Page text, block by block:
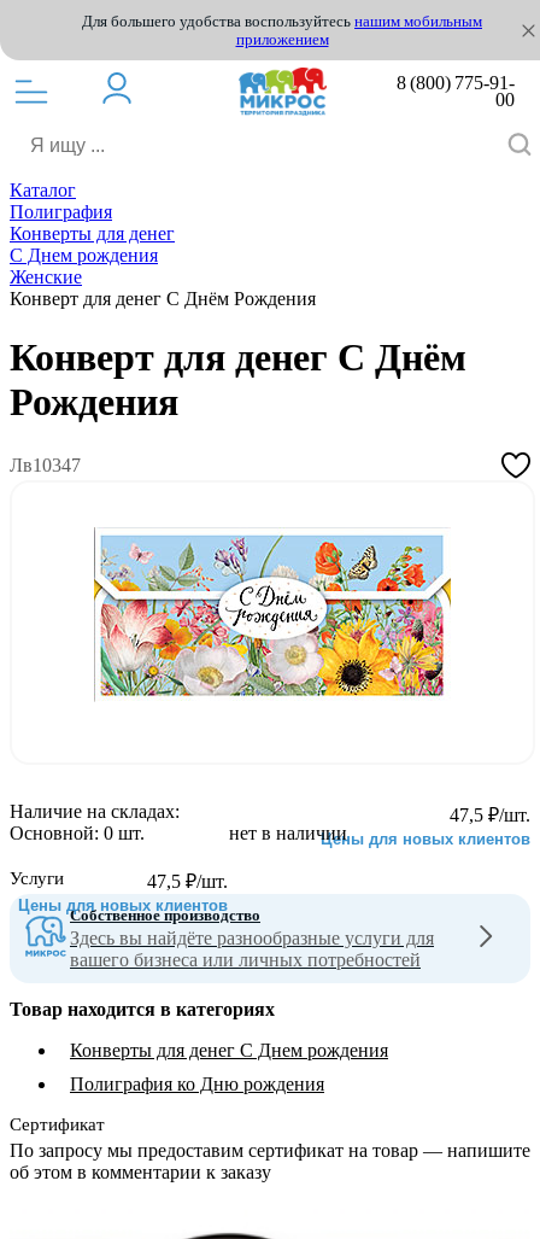
Для большего удобства воспользуйтесь нашим мобильным
приложением
8 (800) 775-91-
00
Каталог
Полиграфия
Конверты для денег
С Днем рождения
Женские
Конверт для денег С Днём Рождения
Конверт для денег С Днём
Рождения
Лв10347
47,5 ₽/шт.
Цены для новых клиентов
нет в наличии
47,5 ₽/шт.
Цены для новых клиентов
Наличие на складах:
Основной: 0 шт.
Услуги
Собственное производство
Здесь вы найдёте разнообразные услуги для
вашего бизнеса или личных потребностей
Товар находится в категориях
Конверты для денег С Днем рождения
Полиграфия ко Дню рождения
Сертификат
По запросу мы предоставим сертификат на товар — напишите
об этом в комментарии к заказу